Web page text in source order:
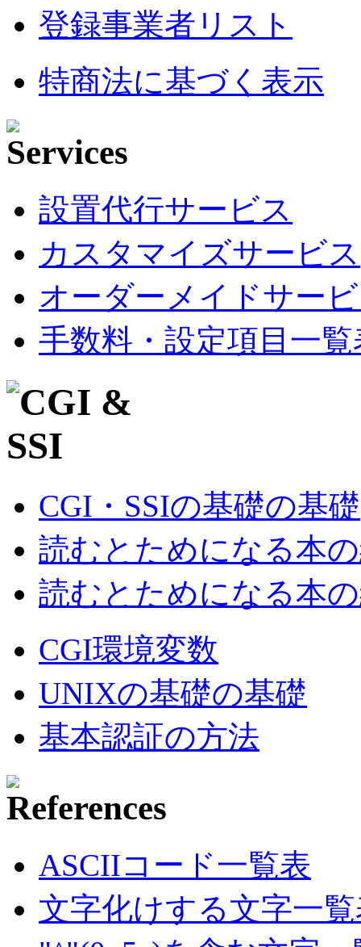
登録事業者リスト
特商法に基づく表示
設置代行サービス
カスタマイズサービス
オーダーメイドサー
手数料・設定項目一覧
CGI・SSIの基礎の基礎
読むとためになる本
読むとためになる本
CGI環境変数
UNIXの基礎の基礎
基本認証の方法
ASCIIコード一覧表
文字化けする文字一